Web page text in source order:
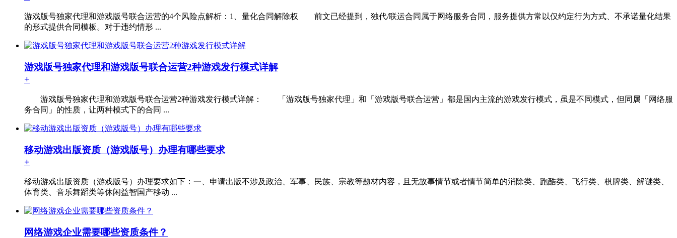
游戏版号独家代理和游戏版号联合运营的4个风险点解析：1、量化合同解除权 前文已经提到，独代/联运合同属于网络服务合同，服务提供方常以仅约定行为方式、不承诺量化结果
的形式提供合同模板。对于违约情形 ...
游戏版号独家代理和游戏版号联合运营2种游戏发行模式详解
+
游戏版号独家代理和游戏版号联合运营2种游戏发行模式详解： 「游戏版号独家代理」和「游戏版号联合运营」都是国内主流的游戏发行模式，虽是不同模式，但同属「网络服
务合同」的性质，让两种模式下的合同 ...
移动游戏出版资质（游戏版号）办理有哪些要求
+
移动游戏出版资质（游戏版号）办理要求如下：一、申请出版不涉及政治、军事、民族、宗教等题材内容，且无故事情节或者情节简单的消除类、跑酷类、飞行类、棋牌类、解谜类、
体育类、音乐舞蹈类等休闲益智国产移动 ...
网络游戏企业需要哪些资质条件？